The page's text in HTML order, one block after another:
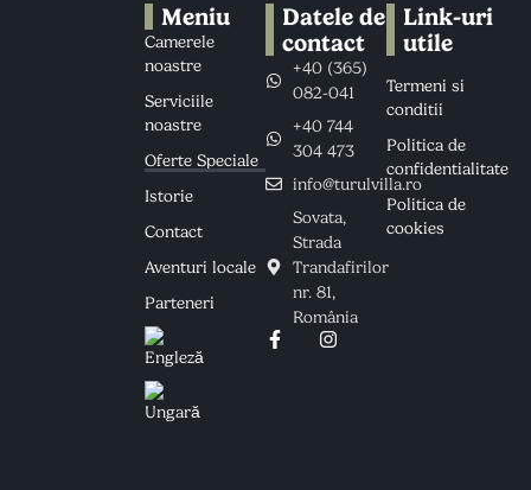
Meniu
Camerele
noastre
Serviciile
noastre
Oferte Speciale
Istorie
Contact
Aventuri locale
Parteneri
Datele de
contact
+40 (365)
082-041
+40 744
304 473
info@turulvilla.ro
Sovata,
Strada
Trandafirilor
nr. 81,
România
Link-uri
utile
Termeni si
conditii
Politica de
confidentialitate
Politica de
cookies